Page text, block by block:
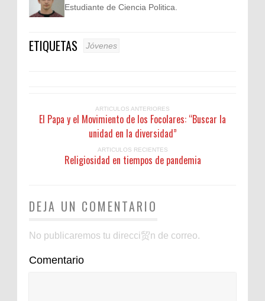
Estudiante de Ciencia Politica.
ETIQUETAS Jóvenes
ARTICULOS ANTERIORES
El Papa y el Movimiento de los Focolares: “Buscar la
unidad en la diversidad”
ARTICULOS RECIENTES
Religiosidad en tiempos de pandemia
DEJA UN COMENTARIO
No publicaremos tu direcci贸n de correo.
Comentario